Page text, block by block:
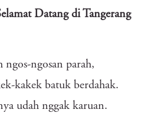
Datang di Tangerang
ngos-ngosan parah,
kakek batuk berdahak.
udah nggak karuan.